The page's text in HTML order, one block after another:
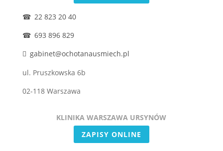
22 823 20 40
693 896 829
gabinet@ochotanausmiech.pl
ul. Pruszkowska 6b
02-118 Warszawa
KLINIKA WARSZAWA URSYNÓW
ZAPISY ONLINE